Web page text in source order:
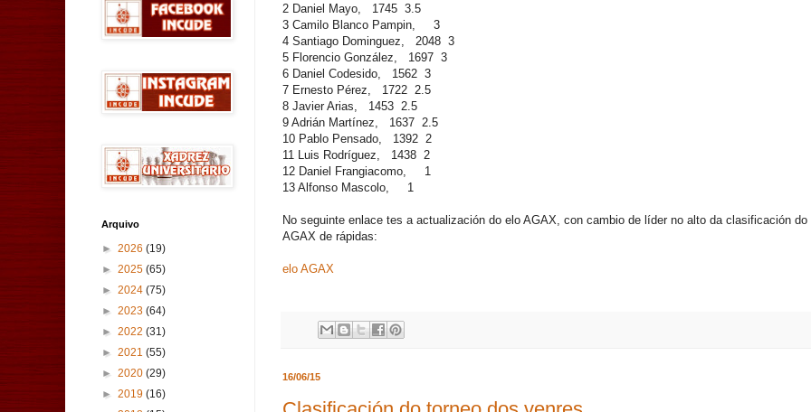
2 Daniel Mayo, 1745 3.5
3 Camilo Blanco Pampin, 3
4 Santiago Dominguez, 2048 3
5 Florencio González, 1697 3
6 Daniel Codesido, 1562 3
7 Ernesto Pérez, 1722 2.5
8 Javier Arias, 1453 2.5
9 Adrián Martínez, 1637 2.5
10 Pablo Pensado, 1392 2
11 Luis Rodríguez, 1438 2
12 Daniel Frangiacomo, 1
13 Alfonso Mascolo, 1
No seguinte enlace tes a actualización do elo AGAX, con cambio de líder no alto da clasificación do
AGAX de rápidas:
elo AGAX
16/06/15
Arquivo
► 2026 (19)
► 2025 (65)
► 2024 (75)
► 2023 (64)
► 2022 (31)
► 2021 (55)
► 2020 (29)
► 2019 (16)